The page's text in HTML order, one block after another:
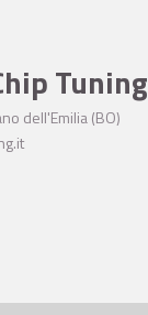
Tuning
dell'Emilia (BO)